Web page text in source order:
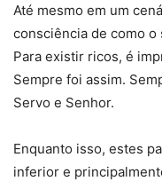
Até mesmo em um
consciência de como
Para existir ricos, é
Sempre foi assim.
Servo e Senhor.
Enquanto isso, estes
inferior e